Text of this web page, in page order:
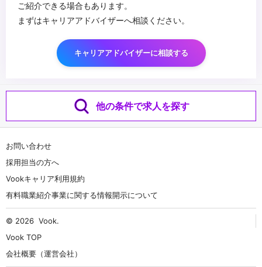
ご紹介できる場合もあります。
まずはキャリアアドバイザーへ相談ください。
キャリアアドバイザーに相談する
他の条件で求人を探す
お問い合わせ
採用担当の方へ
Vookキャリア利用規約
有料職業紹介事業に関する情報開示について
© 2026 Vook.
Vook TOP
会社概要（運営会社）